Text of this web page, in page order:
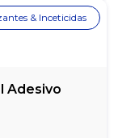
Adesivo
& Inceticidas